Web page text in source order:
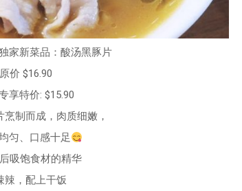
家新菜品：酸汤黑豚片
原价 $16.90
享特价: $15.90
制而成，肉质细嫩，
匀、 口感十足
吸饱食材的精华
辣，配上干饭